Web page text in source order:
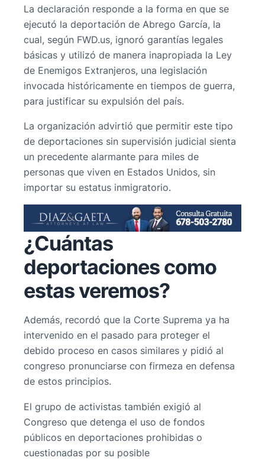
La declaración responde a la forma en que se
ejecutó la deportación de Abrego García, la
cual, según FWD.us, ignoró garantías legales
básicas y utilizó de manera inapropiada la Ley
de Enemigos Extranjeros, una legislación
invocada históricamente en tiempos de guerra,
para justificar su expulsión del país.
La organización advirtió que permitir este tipo
de deportaciones sin supervisión judicial sienta
un precedente alarmante para miles de
personas que viven en Estados Unidos, sin
importar su estatus inmigratorio.
¿Cuántas
deportaciones como
estas veremos?
Además, recordó que la Corte Suprema ya ha
intervenido en el pasado para proteger el
debido proceso en casos similares y pidió al
congreso pronunciarse con firmeza en defensa
de estos principios.
El grupo de activistas también exigió al
Congreso que detenga el uso de fondos
públicos en deportaciones prohibidas o
cuestionadas por su posible